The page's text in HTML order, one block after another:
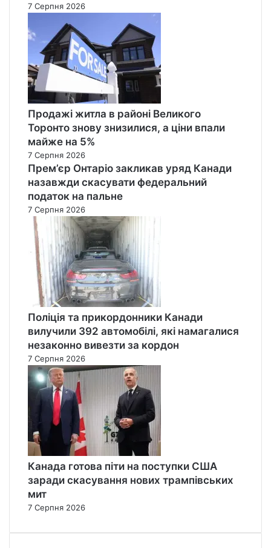
7 Серпня 2026
Продажі житла в районі Великого
Торонто знову знизилися, а ціни впали
майже на 5%
7 Серпня 2026
Прем’єр Онтаріо закликав уряд Канади
назавжди скасувати федеральний
податок на пальне
7 Серпня 2026
Поліція та прикордонники Канади
вилучили 392 автомобілі, які намагалися
незаконно вивезти за кордон
7 Серпня 2026
Канада готова піти на поступки США
заради скасування нових трампівських
мит
7 Серпня 2026